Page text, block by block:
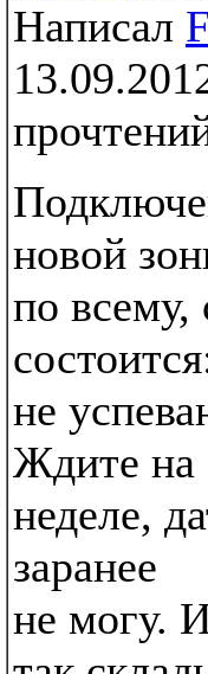
Написал
новой
по всему,
не
Ждите на
неделе,
заранее
не могу.